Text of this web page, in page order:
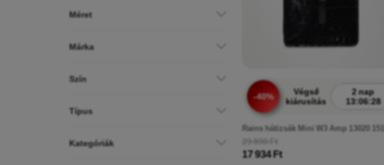
Méret
Márka
Szín
Típus
Kategóriák
-40%
Végső
kiárusítás
2 nap
13:06:26
Rains hátizsák Mini W3 Amp 13020 151
29 890 Ft
17 934 Ft